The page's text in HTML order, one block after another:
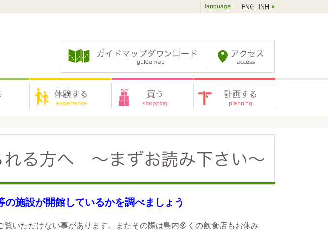
の施設が開館しているかを調べましょう
いただけない事があります。またその際は島内多くの飲食店もお休み